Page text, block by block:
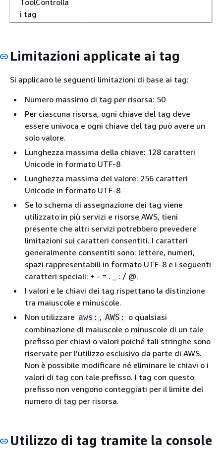
ToolControlla
i tag
Limitazioni applicate ai tag
Si applicano le seguenti limitazioni di base ai tag:
Numero massimo di tag per risorsa: 50
Per ciascuna risorsa, ogni chiave del tag deve
essere univoca e ogni chiave del tag può avere un
solo valore.
Lunghezza massima della chiave: 128 caratteri
Unicode in formato UTF-8
Lunghezza massima del valore: 256 caratteri
Unicode in formato UTF-8
Se lo schema di assegnazione dei tag viene
utilizzato in più servizi e risorse AWS, tieni
presente che altri servizi potrebbero prevedere
limitazioni sui caratteri consentiti. I caratteri
generalmente consentiti sono: lettere, numeri,
spazi rappresentabili in formato UTF-8 e i seguenti
caratteri speciali: + - = . _ : / @.
I valori e le chiavi dei tag rispettano la distinzione
tra maiuscole e minuscole.
Non utilizzare aws: , AWS:
o qualsiasi
combinazione di maiuscole o minuscole di un tale
prefisso per chiavi o valori poiché tali stringhe sono
riservate per l’utilizzo esclusivo da parte di AWS.
Non è possibile modificare né eliminare le chiavi o i
valori di tag con tale prefisso. I tag con questo
prefisso non vengono conteggiati per il limite del
numero di tag per risorsa.
Utilizzo di tag tramite la console